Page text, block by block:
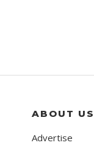
ABOUT US
Advertise